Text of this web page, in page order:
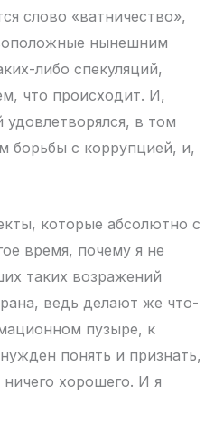
слово «ватничество»,
нынешним
либо спекуляций,
что происходит. И,
в том
борьбы с коррупцией, и,
которые абсолютно с
время, почему я не
таких возражений
ведь делают же что-
пузыре, к
понять и признать,
хорошего. И я